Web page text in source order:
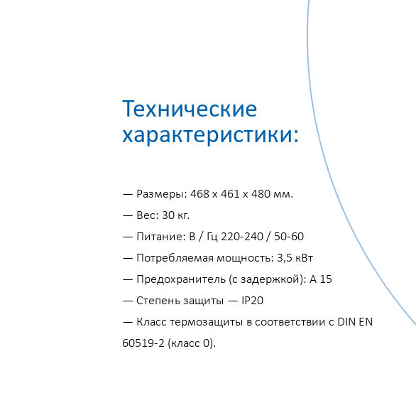
Технические
характеристики:
— Размеры: 468 х 461 х 480 мм.
— Вес: 30 кг.
— Питание: В / Гц 220-240 / 50-60
— Потребляемая мощность: 3,5 кВт
— Предохранитель (с задержкой): A 15
— Степень защиты — IP20
— Класс термозащиты в соответствии с DIN EN
60519-2 (класс 0).